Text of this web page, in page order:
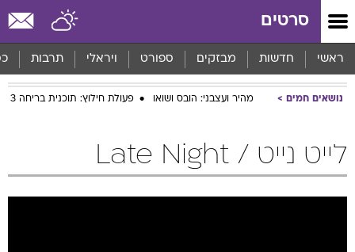
סרטים
ראשי חדשות מבזקים ספורט ויראלי תרבות
נושאים חמים מהיר ועצבני: הובס ושואו פעולת חילוץ: תוכנית בריחה 3
לייט נייט / Late Night